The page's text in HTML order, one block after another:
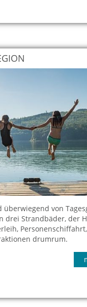
überwiegend von
drei Strandbäder, der
drumrum.